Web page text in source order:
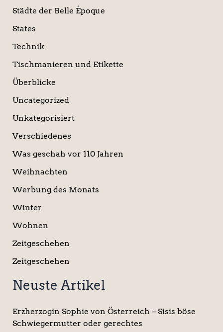
Städte der Belle Époque
States
Technik
Tischmanieren und Etikette
Überblicke
Uncategorized
Unkategorisiert
Verschiedenes
Was geschah vor 110 Jahren
Weihnachten
Werbung des Monats
Winter
Wohnen
Zeitgeschehen
Zeitgeschehen
Neuste Artikel
Erzherzogin Sophie von Österreich – Sisis böse
Schwiegermutter oder gerechtes